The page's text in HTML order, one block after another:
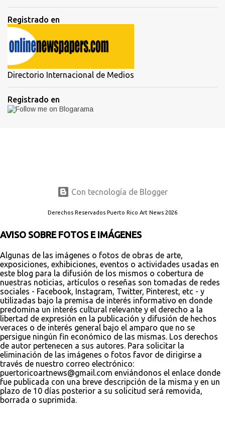
Registrado en
Directorio Internacional de Medios
Registrado en
Con tecnología de Blogger
Derechos Reservados Puerto Rico Art News 2026
AVISO SOBRE FOTOS E IMÁGENES
Algunas de las imágenes o fotos de obras de arte,
exposiciones, exhibiciones, eventos o actividades usadas en
este blog para la difusión de los mismos o cobertura de
nuestras noticias, artículos o reseñas son tomadas de redes
sociales - Facebook, Instagram, Twitter, Pinterest, etc - y
utilizadas bajo la premisa de interés informativo en donde
predomina un interés cultural relevante y el derecho a la
libertad de expresión en la publicación y difusión de hechos
veraces o de interés general bajo el amparo que no se
persigue ningún fin económico de las mismas. Los derechos
de autor pertenecen a sus autores. Para solicitar la
eliminación de las imágenes o fotos favor de dirigirse a
través de nuestro correo electrónico:
puertoricoartnews@gmail.com enviándonos el enlace donde
fue publicada con una breve descripción de la misma y en un
plazo de 10 días posterior a su solicitud será removida,
borrada o suprimida.